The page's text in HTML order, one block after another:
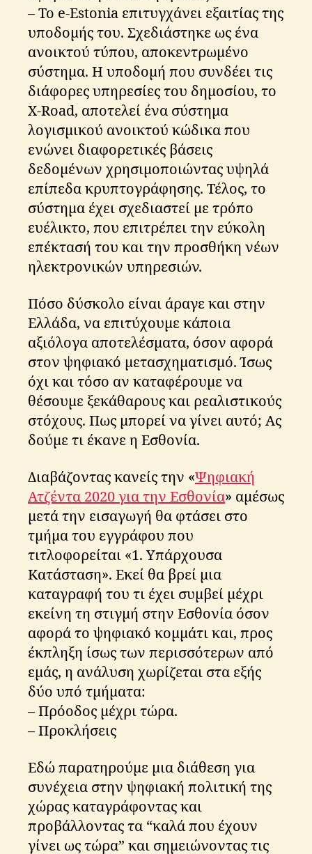
– Το e-Estonia επιτυγχάνει εξαιτίας της
υποδομής του. Σχεδιάστηκε ως ένα
ανοικτού τύπου, αποκεντρωμένο
σύστημα. Η υποδομή που συνδέει τις
διάφορες υπηρεσίες του δημοσίου, το
X-Road, αποτελεί ένα σύστημα
λογισμικού ανοικτού κώδικα που
ενώνει διαφορετικές βάσεις
δεδομένων χρησιμοποιώντας υψηλά
επίπεδα κρυπτογράφησης. Τέλος, το
σύστημα έχει σχεδιαστεί με τρόπο
ευέλικτο, που επιτρέπει την εύκολη
επέκτασή του και την προσθήκη νέων
ηλεκτρονικών υπηρεσιών.
Πόσο δύσκολο είναι άραγε και στην
Ελλάδα, να επιτύχουμε κάποια
αξιόλογα αποτελέσματα, όσον αφορά
στον ψηφιακό μετασχηματισμό. Ίσως
όχι και τόσο αν καταφέρουμε να
θέσουμε ξεκάθαρους και ρεαλιστικούς
στόχους. Πως μπορεί να γίνει αυτό; Ας
δούμε τι έκανε η Εσθονία.
Διαβάζοντας κανείς την «Ψηφιακή
Ατζέντα 2020 για την Εσθονία» αμέσως
μετά την εισαγωγή θα φτάσει στο
τμήμα του εγγράφου που
τιτλοφορείται «1. Υπάρχουσα
Κατάσταση». Εκεί θα βρεί μια
καταγραφή του τι έχει συμβεί μέχρι
εκείνη τη στιγμή στην Εσθονία όσον
αφορά το ψηφιακό κομμάτι και, προς
έκπληξη ίσως των περισσότερων από
εμάς, η ανάλυση χωρίζεται στα εξής
δύο υπό τμήματα:
– Πρόοδος μέχρι τώρα.
– Προκλήσεις
Εδώ παρατηρούμε μια διάθεση για
συνέχεια στην ψηφιακή πολιτική της
χώρας καταγράφοντας και
προβάλλοντας τα “καλά που έχουν
γίνει ως τώρα” και σημειώνοντας τις